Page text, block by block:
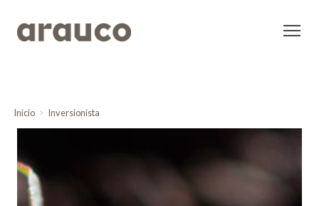
Inicio Inversionista